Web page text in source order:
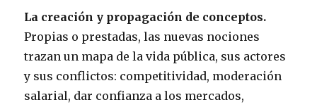
La creación y propagación de conceptos.
Propias o prestadas, las nuevas nociones
trazan un mapa de la vida pública, sus actores
y sus conflictos: competitividad, moderación
salarial, dar confianza a los mercados,